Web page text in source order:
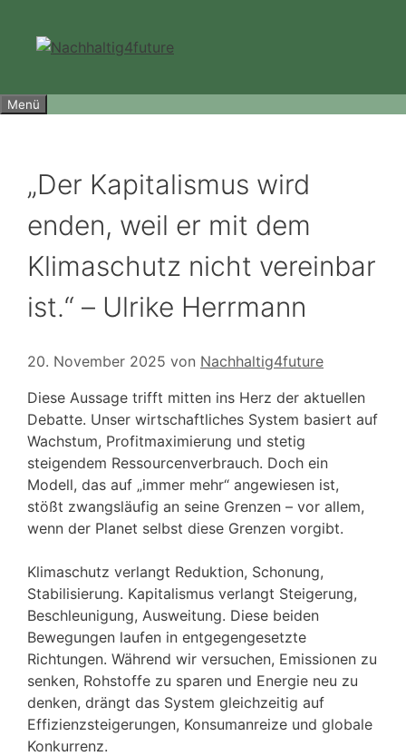
springen
Menü
„Der Kapitalismus wird
enden, weil er mit dem
Klimaschutz nicht vereinbar
ist.“ – Ulrike Herrmann
20. November 2025 von Nachhaltig4future
Diese Aussage trifft mitten ins Herz der aktuellen
Debatte. Unser wirtschaftliches System basiert auf
Wachstum, Profitmaximierung und stetig
steigendem Ressourcenverbrauch. Doch ein
Modell, das auf „immer mehr“ angewiesen ist,
stößt zwangsläufig an seine Grenzen – vor allem,
wenn der Planet selbst diese Grenzen vorgibt.
Klimaschutz verlangt Reduktion, Schonung,
Stabilisierung. Kapitalismus verlangt Steigerung,
Beschleunigung, Ausweitung. Diese beiden
Bewegungen laufen in entgegengesetzte
Richtungen. Während wir versuchen, Emissionen zu
senken, Rohstoffe zu sparen und Energie neu zu
denken, drängt das System gleichzeitig auf
Effizienzsteigerungen, Konsumanreize und globale
Konkurrenz.